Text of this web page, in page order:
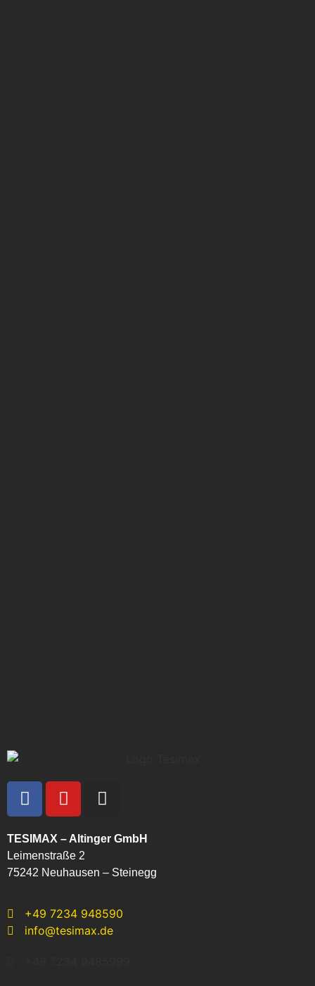
TESIMAX – Altinger GmbH
Leimenstraße 2
75242 Neuhausen – Steinegg
+49 7234 948590
info@tesimax.de